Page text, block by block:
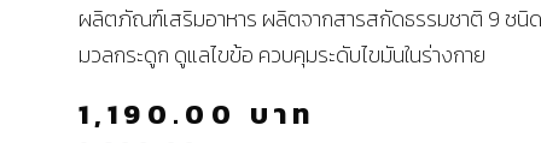
ผลิตภัณฑ์เสริมอาหาร ผลิตจากสารสกัดธรรมชาติ 9 ชนิ
มวลกระดูก ดูแลไขข้อ ควบคุมระดับไขมันในร่างกาย
1,190.00 บาท